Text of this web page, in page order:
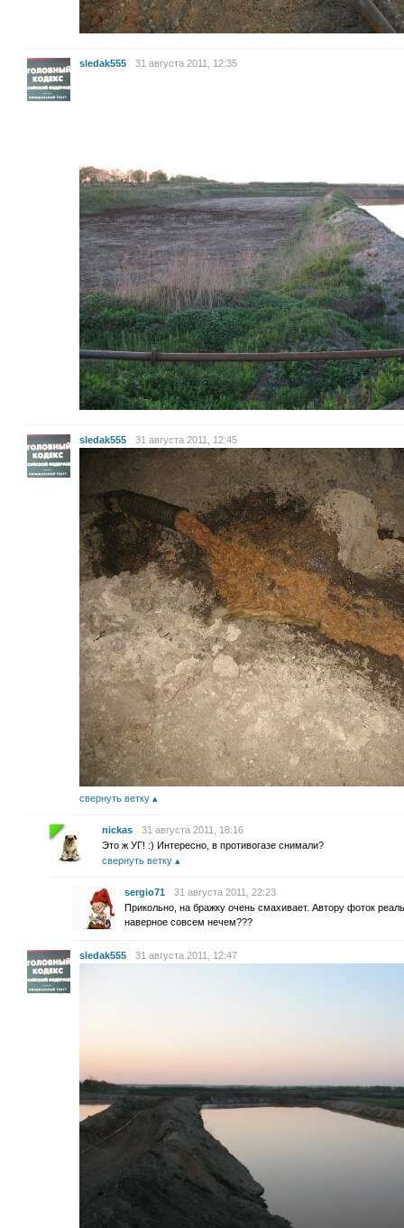
sledak555 31 августа 2011, 12:35
sledak555 31 августа 2011, 12:45
свернуть ветку
nickas
31 августа 2011, 18:16
Это ж УГ! :) Интересно, в противогазе снимали?
свернуть ветку
sergio71
31 августа 2011, 22:23
Прикольно, на бражку очень смахивает. Автору фоток
наверное совсем нечем???
sledak555 31 августа 2011, 12:47